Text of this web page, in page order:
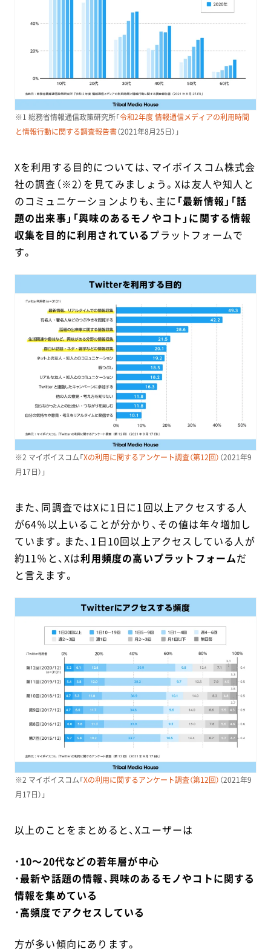
※1 総務省情報通信政策研究所「令和2年度 情報通信メディアの利用時間
と情報行動に関する調査報告書（2021年8月25日）」
Xを利用する目的については、マイボイスコム株式会
社の調査（※2）を見てみましょう。Xは友人や知人と
のコミュニケーションよりも、主に 「最新情報」「話
題の出来事」「興味のあるモノやコト」に関する情報
収集を目的に利用されている プラットフォームで
す。
※2 マイボイスコム「Xの利用に関するアンケート調査（第12回） （2021年9
月17日）」
また、同調査ではXに1日に1回以上アクセスする人
が64％以上いることが分かり、その値は年々増加し
ています。また、1日10回以上アクセスしている人が
約11％と、Xは利用頻度の高いプラットフォームだ
と言えます。
※2 マイボイスコム「Xの利用に関するアンケート調査（第12回） （2021年9
月17日）」
以上のことをまとめると、Xユーザーは
・10～20代などの若年層が中心
・最新や話題の情報、興味のあるモノやコトに関する
情報を集めている
・高頻度でアクセスしている
方が多い傾向にあります。